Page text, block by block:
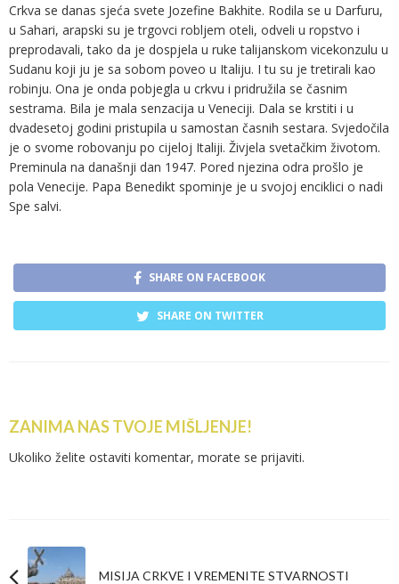
Crkva se danas sjeća svete Jozefine Bakhite. Rodila se u Darfuru,
u Sahari, arapski su je trgovci robljem oteli, odveli u ropstvo i
preprodavali, tako da je dospjela u ruke talijanskom vicekonzulu u
Sudanu koji ju je sa sobom poveo u Italiju. I tu su je tretirali kao
robinju. Ona je onda pobjegla u crkvu i pridružila se časnim
sestrama. Bila je mala senzacija u Veneciji. Dala se krstiti i u
dvadesetoj godini pristupila u samostan časnih sestara. Svjedočila
je o svome robovanju po cijeloj Italiji. Živjela svetačkim životom.
Preminula na današnji dan 1947. Pored njezina odra prošlo je
pola Venecije. Papa Benedikt spominje je u svojoj enciklici o nadi
Spe salvi.
SHARE ON FACEBOOK
SHARE ON TWITTER
ZANIMA NAS TVOJE MIŠLJENJE!
Ukoliko želite ostaviti komentar, morate se prijaviti.
MISIJA CRKVE I VREMENITE STVARNOSTI